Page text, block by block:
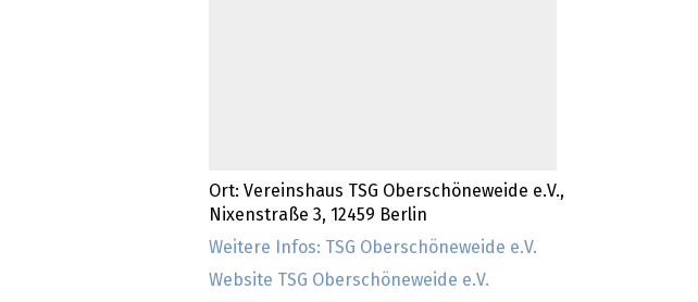
Ort: Vereinshaus TSG Oberschöneweide e.V.,
Nixenstraße 3, 12459 Berlin
Weitere Infos: TSG Oberschöneweide e.V.
Website TSG Oberschöneweide e.V.